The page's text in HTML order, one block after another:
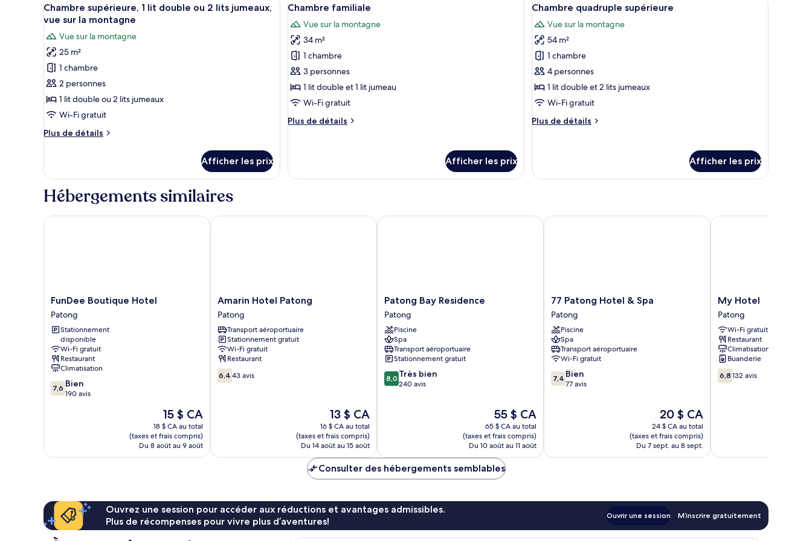
double
double
double
toutes
photos
pour
ce
type
de
chambre :
supérieure,
double
ou
lits
8
Chambre supérieure, 1 lit double ou 2 lits jumeaux,
vue sur la montagne
Vue sur la montagne
25 m²
1 chambre
2 personnes
1 lit double ou 2 lits jumeaux
Wi-Fi gratuit
Plus de détails
Plus
Chambre
supérieure,
double
montagne
Afficher les prix
toutes
les
photos
pour
ce
type
de
chambre :
Chambre
8
Chambre familiale
Vue sur la montagne
34 m²
1 chambre
3 personnes
1 lit double et 1 lit jumeau
Wi-Fi gratuit
Plus de détails
Plus
familiale
Afficher les prix
toutes
les
photos
pour
ce
type
de
chambre :
Chambre
11
Chambre quadruple supérieure
Vue sur la montagne
54 m²
1 chambre
4 personnes
1 lit double et 2 lits jumeaux
Wi-Fi gratuit
Plus de détails
Plus
quadruple
Afficher les prix
Hébergements similaires
FunDee
Boutique
Hotel
Patong
FunDee Boutique Hotel
Patong
Stationnement
disponible
Wi-Fi gratuit
Restaurant
Climatisation
7.6
sur
7,6 Bien
190 avis
Le
prix
est
de
15 $ CA
15 $ CA
18 $ CA au total
(taxes et frais compris)
Du 8 août au 9 août
FunDee Boutique Hotel
Amarin
Hotel
Patong
Patong
Amarin Hotel Patong
Patong
Transport aéroportuaire
Stationnement gratuit
Wi-Fi gratuit
Restaurant
6.4
sur
6,4 43 avis
Le
prix
est
de
13 $ CA
13 $ CA
16 $ CA au total
(taxes et frais compris)
Du 14 août au 15 août
Amarin Hotel Patong
Patong
Bay
Residence
Patong
Patong Bay Residence
Patong
Piscine
Spa
Transport aéroportuaire
Stationnement gratuit
8.0
sur
8,0 Très bien
240 avis
Le
prix
est
de
55 $ CA
55 $ CA
65 $ CA au total
(taxes et frais compris)
Du 10 août au 11 août
Patong Bay Residence
77
Patong
Hotel
&
Spa
Patong
77 Patong Hotel & Spa
Patong
Piscine
Spa
Transport aéroportuaire
Wi-Fi gratuit
7.4
sur
7,4 Bien
77 avis
Le
prix
est
de
20 $ CA
20 $ CA
24 $ CA au total
(taxes et frais compris)
Du 7 sept. au 8 sept.
77 Patong Hotel & Spa
My
Hotel
Patong
My Hotel
Patong
Wi-Fi gratuit
Restaurant
Climatisation
Buanderie
6.8
sur
6,8 132 avis
My Hotel
Consulter des hébergements semblables
Ouvrez une session pour accéder aux réductions et avantages admissibles.
Plus de récompenses pour vivre plus d’aventures!
Ouvrir une session M’inscrire gratuitement